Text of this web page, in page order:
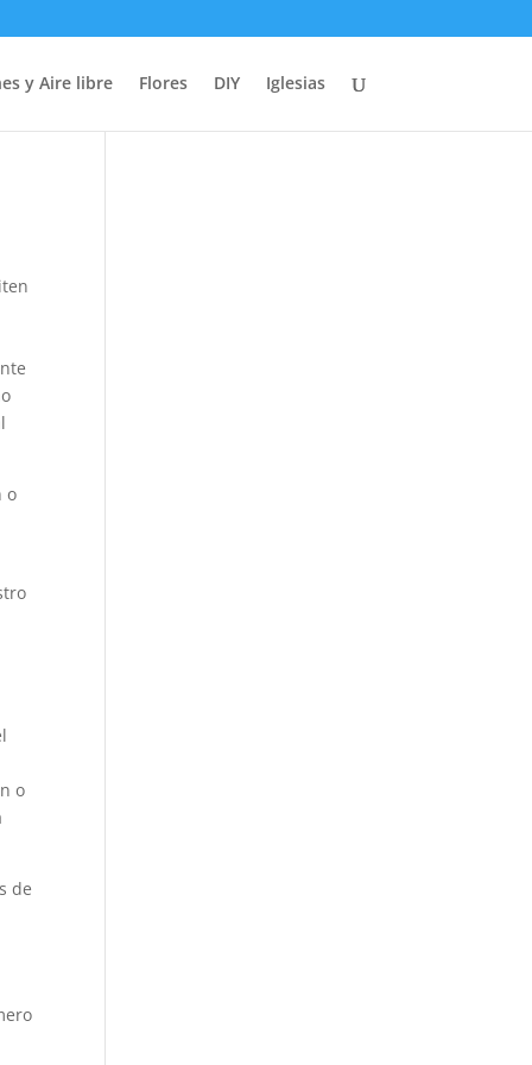
y Aire libre Flores DIY Iglesias
o
o
de